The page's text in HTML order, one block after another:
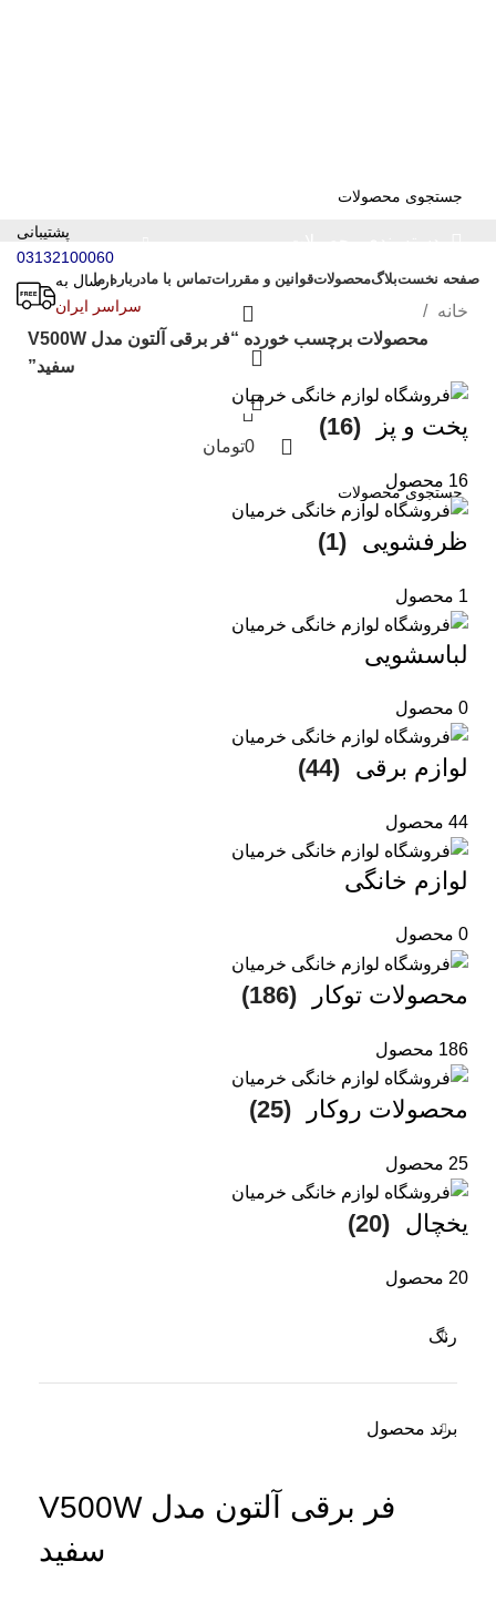
پشتیبانی
03132100060
ارسال به
سراسر ایران
صفحه نخستبلاگمحصولاتقوانین و مقرراتتماس با مادرباره ما
0تومان
خانه
محصولات برچسب خورده “فر برقی آلتون مدل V500W
سفید”
پخت و پز (16)
16 محصول
ظرفشویی (1)
1 محصول
لباسشویی
0 محصول
لوازم برقی (44)
44 محصول
لوازم خانگی
0 محصول
محصولات توکار (186)
186 محصول
محصولات روکار (25)
25 محصول
یخچال (20)
20 محصول
رنگ
برند محصول
فر برقی آلتون مدل V500W
سفید